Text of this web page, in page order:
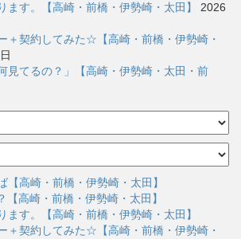
ます。【高崎・前橋・伊勢崎・太田】
2026
＋契約してみた☆【高崎・前橋・伊勢崎・
見てるの？」【高崎・伊勢崎・太田・前
【高崎・前橋・伊勢崎・太田】
【高崎・前橋・伊勢崎・太田】
ます。【高崎・前橋・伊勢崎・太田】
＋契約してみた☆【高崎・前橋・伊勢崎・